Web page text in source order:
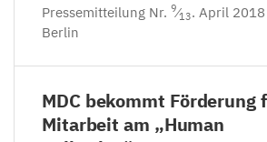
Pressemitteilung Nr. 9⁄13. April 2018
Berlin
MDCbekommt Förderung
Mitarbeit am „Human